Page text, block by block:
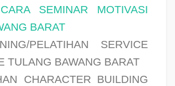
SEMINAR MOTIVASI
BARAT
PELATIHAN SERVICE
TULANG BAWANG BARAT
CHARACTER BUILDING